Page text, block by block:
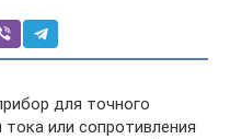
для точного
или сопротивления